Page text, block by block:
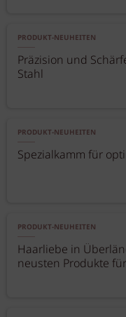
PRODUKT-NEUHEITEN
Präzision und
Stahl
PRODUKT-NEUHEITEN
Spezialkamm für
PRODUKT-NEUHEITEN
Haarliebe in
neusten Produkte